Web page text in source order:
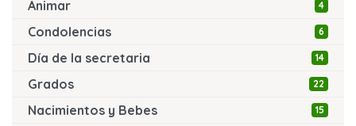
Animar 4
Condolencias 6
Día de la secretaria 14
Grados 22
Nacimientos y Bebes 15